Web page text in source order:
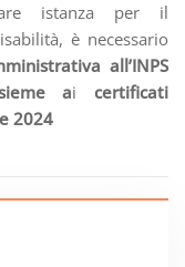
istanza per il
è necessario
all’INPS
aicertificati
2024